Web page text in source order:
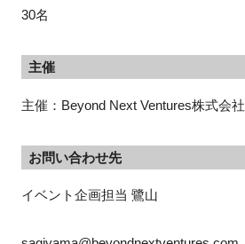
30名
主催
主催：Beyond Next Ventures株式会社
お問い合わせ先
イベント企画担当 鷺山